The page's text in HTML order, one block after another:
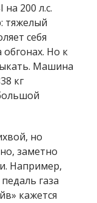
200 л.с.
тяжелый
себя
Но к
Машина
кг
но
заметно
Например,
газа
кажется